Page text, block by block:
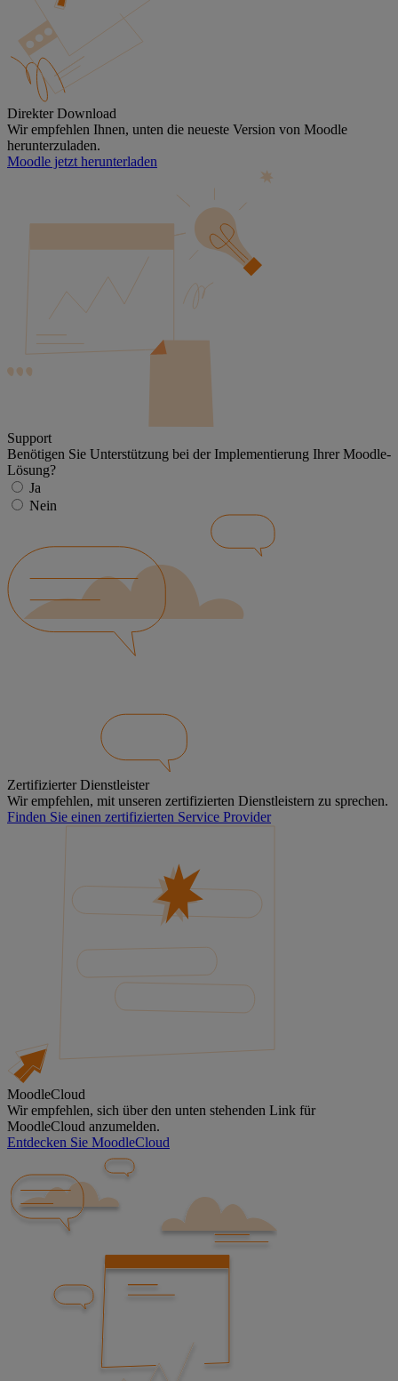
Direkter Download
Wir empfehlen Ihnen, unten die neueste Version von Moodle
herunterzuladen.
Moodle jetzt herunterladen
Support
Benötigen Sie Unterstützung bei der Implementierung Ihrer Moodle-
Lösung?
Ja
Nein
Zertifizierter Dienstleister
Wir empfehlen, mit unseren zertifizierten Dienstleistern zu sprechen.
Finden Sie einen zertifizierten Service Provider
MoodleCloud
Wir empfehlen, sich über den unten stehenden Link für
MoodleCloud anzumelden.
Entdecken Sie MoodleCloud